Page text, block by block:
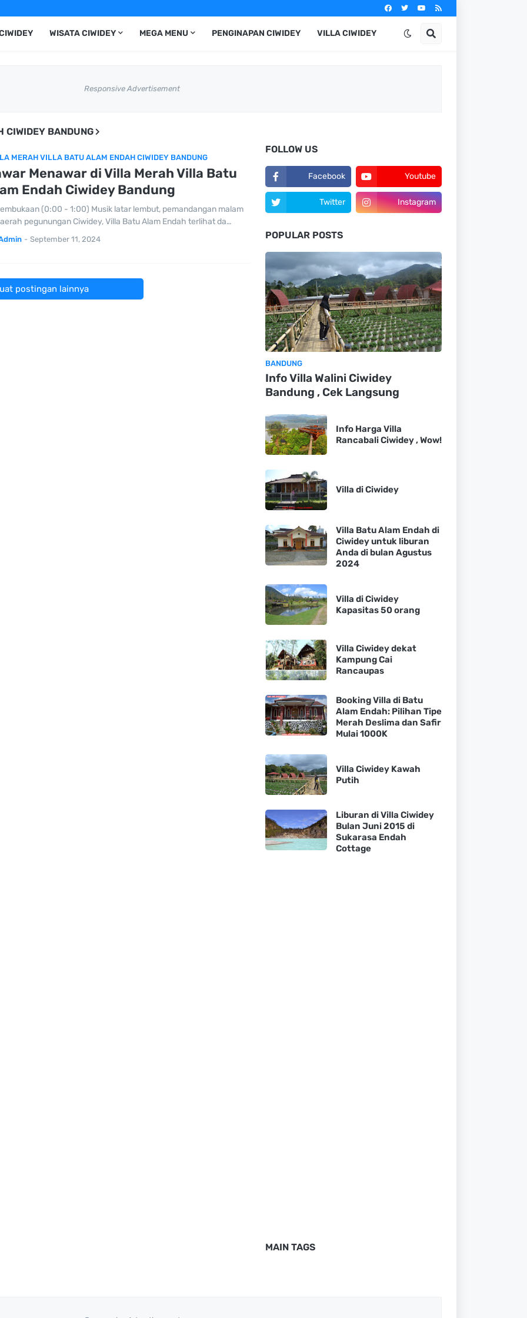
WISATA CIWIDEY MEGA MENU PENGINAPAN CIWIDEY VILLA CIWIDEY
Responsive Advertisement
CIWIDEY BANDUNG
MERAH VILLA BATU ALAM ENDAH CIWIDEY BANDUNG
Menawar di Villa Merah Villa Batu
Endah Ciwidey Bandung
(0:00 - 1:00) Musik latar lembut, pemandangan malam
pegunungan Ciwidey, Villa Batu Alam Endah terlihat da…
- September 11, 2024
postingan lainnya
FOLLOW US
Facebook Youtube
Twitter Instagram
POPULAR POSTS
BANDUNG
Info Villa Walini Ciwidey
Bandung , Cek Langsung
Info Harga Villa
Rancabali Ciwidey , Wow!
Villa di Ciwidey
Villa Batu Alam Endah di
Ciwidey untuk liburan
Anda di bulan Agustus
2024
Villa di Ciwidey
Kapasitas 50 orang
Villa Ciwidey dekat
Kampung Cai
Rancaupas
Booking Villa di Batu
Alam Endah: Pilihan Tipe
Merah Deslima dan Safir
Mulai 1000K
Villa Ciwidey Kawah
Putih
Liburan di Villa Ciwidey
Bulan Juni 2015 di
Sukarasa Endah
Cottage
MAIN TAGS